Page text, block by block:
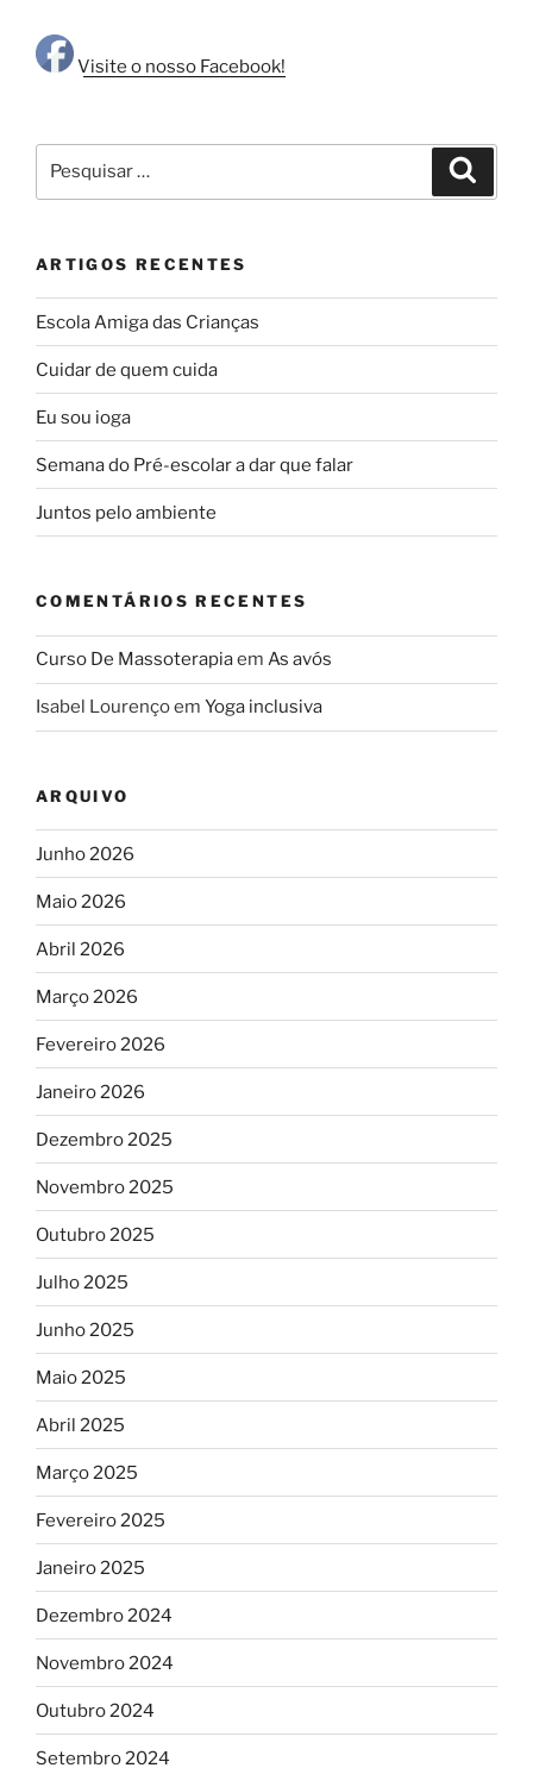
Visite o nosso Facebook!
por:
ARTIGOS RECENTES
Escola Amiga das Crianças
Cuidar de quem cuida
Eu sou ioga
Semana do Pré-escolar a dar que falar
Juntos pelo ambiente
COMENTÁRIOS RECENTES
Curso De Massoterapiaem As avós
Isabel Lourençoem Yoga inclusiva
ARQUIVO
Junho 2026
Maio 2026
Abril 2026
Março 2026
Fevereiro 2026
Janeiro 2026
Dezembro 2025
Novembro 2025
Outubro 2025
Julho 2025
Junho 2025
Maio 2025
Abril 2025
Março 2025
Fevereiro 2025
Janeiro 2025
Dezembro 2024
Novembro 2024
Outubro 2024
Setembro 2024